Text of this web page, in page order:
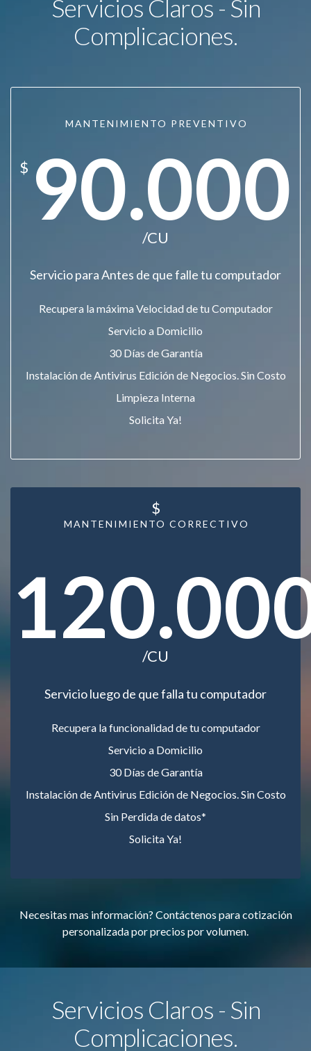
Servicios Claros - Sin
Complicaciones.
MANTENIMIENTO PREVENTIVO
$ 90.000
/CU
Servicio para Antes de que falle tu computador
Recupera la máxima Velocidad de tu Computador
Servicio a Domicilio
30 Días de Garantía
Instalación de Antivirus Edición de Negocios. Sin Costo
Limpieza Interna
Solicita Ya!
MANTENIMIENTO CORRECTIVO
$
/CU
Servicio luego de que falla tu computador
Recupera la funcionalidad de tu computador
Servicio a Domicilio
30 Días de Garantía
Instalación de Antivirus Edición de Negocios. Sin Costo
Sin Perdida de datos*
Solicita Ya!
Necesitas mas información? Contáctenos para cotización
personalizada por precios por volumen.
Servicios Claros - Sin
Complicaciones.